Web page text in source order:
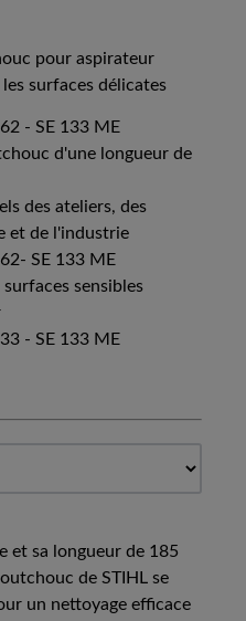
pour aspirateur
surfaces délicates
- SE 133 ME
d'une longueur de
des ateliers, des
et de l'industrie
SE 133 ME
sensibles
- SE 133 ME
et sa longueur de 185
de STIHL se
un nettoyage efficace